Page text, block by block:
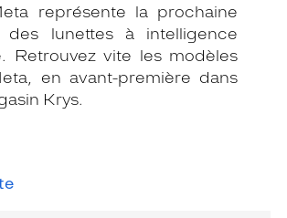
représente la prochaine
des lunettes à intelligence
Retrouvez vite les modèles
en avant-première dans
Krys.